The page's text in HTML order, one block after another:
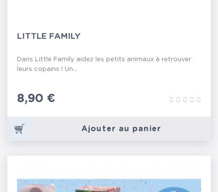
LITTLE FAMILY
Dans Little Family aidez les petits animaux à retrouver
leurs copains ! Un...
Prix
8,90 €
Ajouter au panier